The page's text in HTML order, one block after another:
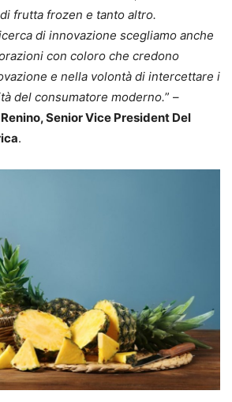
frutta frozen e tanto altro.
di innovazione scegliamo anche
con coloro che credono
e nella volontà di intercettare i
del consumatore moderno.” –
Senior Vice President Del
.